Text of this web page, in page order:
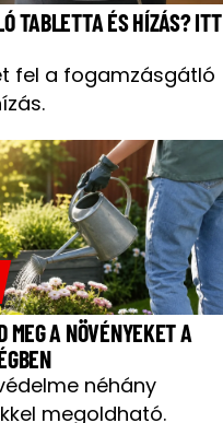
TABLETTA ÉS HÍZÁS? ITT
fel a fogamzásgátló
MEG A NÖVÉNYEKET A
néhány
megoldható.